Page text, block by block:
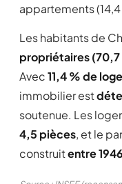
MJC car pour
les anciens).
et pourquoi pas
connaître tout
chamouilley et
appartements (14,4
Les habitants de
propriétaires (70,7
Avec11,4 % de
immobilier est
soutenue. Les
4,5 pièces, et le
construitentre